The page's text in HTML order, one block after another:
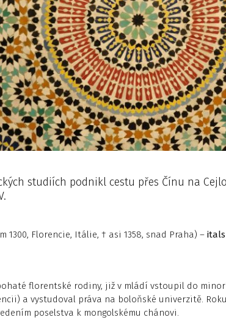
studiích podnikl cestu přes Čínu na
1300, Florencie, Itálie, † asi 1358, snad Praha) –
florentské rodiny, již v mládí vstoupil do
a vystudoval práva na boloňské univerzitě.
poselstva k mongolskému chánovi.